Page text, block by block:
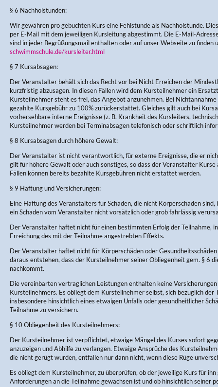
§ 6 Nachholstunden:
Wir gewähren pro gebuchten Kurs eine Fehlstunde als Nachholstunde.
per E-Mail mit dem jeweiligen Kursleitung abgestimmt. Die E-Mail-
sind in jeder Begrüßungsmail enthalten oder auf unser Webseite zu finden
schwimmschule.de/kursleiter.html
§ 7 Kursabsagen:
Der Veranstalter behält sich das Recht vor bei Nicht Erreichen der
kurzfristig abzusagen. In diesen Fällen wird dem Kursteilnehmer ein
Kursteilnehmer steht es frei, das Angebot anzunehmen. Bei
gezahlte Kursgebühr zu 100% zurückerstattet. Gleiches gilt auch bei
vorhersehbare interne Ereignisse (z. B. Krankheit des Kursleiters,
Kursteilnehmer werden bei Terminabsagen telefonisch oder schriftlich
§ 8 Kursabsagen durch höhere Gewalt:
Der Veranstalter ist nicht verantwortlich, für externe Ereignisse, die er
gilt für höhere Gewalt oder auch sonstiges, so dass der Veranstalter Kurse
Fällen können bereits bezahlte Kursgebühren nicht erstattet werden.
§ 9 Haftung und Versicherungen:
Eine Haftung des Veranstalters für Schäden, die nicht Körperschäden sind,
ein Schaden vom Veranstalter nicht vorsätzlich oder grob fahrlässig
Der Veranstalter haftet nicht für einen bestimmten Erfolg der Teilnahme,
Erreichung des mit der Teilnahme angestrebten Effekts.
Der Veranstalter haftet nicht für Körperschäden oder
daraus entstehen, dass der Kursteilnehmer seiner Obliegenheit gem. § 6
nachkommt.
Die vereinbarten vertraglichen Leistungen enthalten keine Versicherungen
Kursteilnehmers. Es obliegt dem Kursteilnehmer selbst, sich bezüglich der
insbesondere hinsichtlich eines etwaigen Unfalls oder gesundheitlicher
Teilnahme zu versichern.
§ 10 Obliegenheit des Kursteilnehmers:
Der Kursteilnehmer ist verpflichtet, etwaige Mängel des Kurses sofort
anzuzeigen und Abhilfe zu verlangen. Etwaige Ansprüche des
die nicht gerügt wurden, entfallen nur dann nicht, wenn diese Rüge
Es obliegt dem Kursteilnehmer, zu überprüfen, ob der jeweilige Kurs für
Anforderungen an die Teilnahme gewachsen ist und ob hinsichtlich seiner